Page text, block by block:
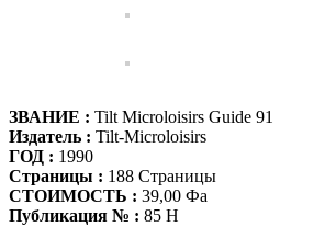
ЗВАНИЕ : Tilt Microloisirs Guide 91
Издатель : Tilt-Microloisirs
ГОД : 1990
Страницы : 188 Страницы
СТОИМОСТЬ : 39,00 Фа
Публикация № : 85 H